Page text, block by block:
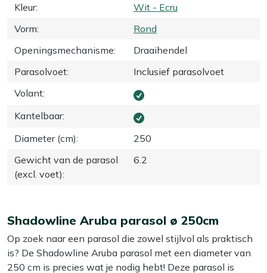
Kleur:
Wit - Ecru
Vorm:
Rond
Openingsmechanisme:
Draaihendel
Parasolvoet:
Inclusief parasolvoet
Volant:
Kantelbaar:
Diameter (cm):
250
Gewicht van de parasol
(excl. voet):
6.2
Shadowline Aruba parasol ø 250cm
Op zoek naar een parasol die zowel stijlvol als praktisch
is? De Shadowline Aruba parasol met een diameter van
250 cm is precies wat je nodig hebt! Deze parasol is